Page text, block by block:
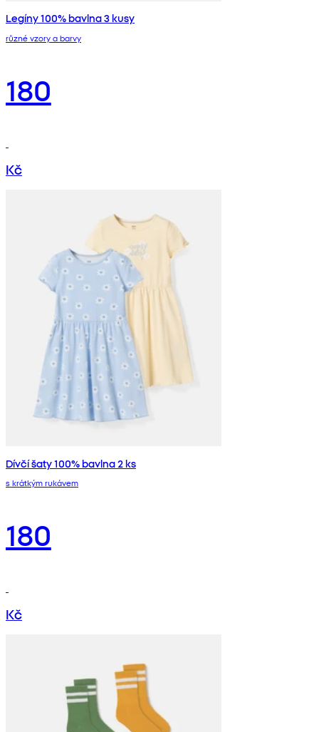
Legíny 100% bavlna 3 kusy
různé vzory a barvy
180
Kč
Dívčí šaty 100% bavlna 2 ks
s krátkým rukávem
180
Kč